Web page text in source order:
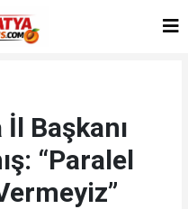
Başkanı
“Paralel